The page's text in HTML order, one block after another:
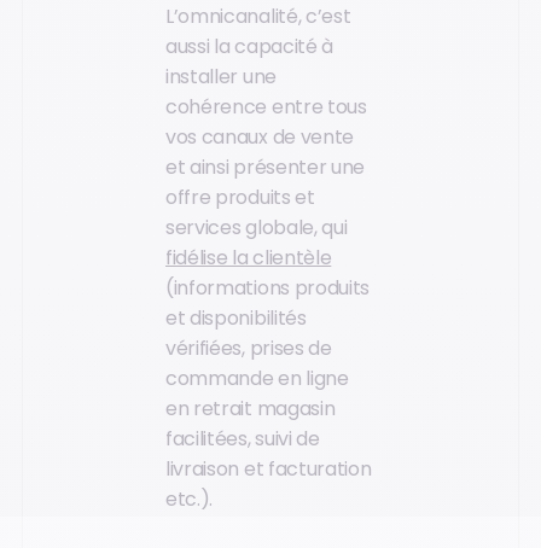
L’omnicanalité, c’est
aussi la capacité à
installer une
cohérence entre tous
vos canaux de vente
et ainsi présenter une
offre produits et
services globale, qui
fidélise la clientèle
(informations produits
et disponibilités
vérifiées, prises de
commande en ligne
en retrait magasin
facilitées, suivi de
livraison et facturation
etc.).